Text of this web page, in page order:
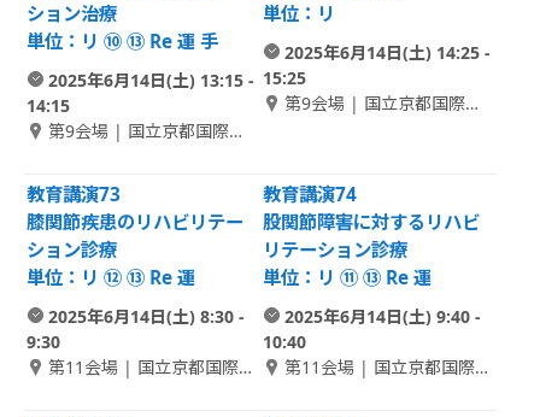
ション治療
単位：リ ⑩ ⑬ Re 運 手
2025年6月14日(土) 13:15 -
14:15
第9会場 | 国立京都国際会
単位：リ
2025年6月14日(土) 14:25 -
15:25
第9会場 | 国立京都国際会
教育講演73
膝関節疾患のリハビリテー
ション診療
単位：リ ⑫ ⑬ Re 運
2025年6月14日(土) 8:30 -
9:30
第11会場 | 国立京都国際会
教育講演74
股関節障害に対するリハビ
リテーション診療
単位：リ ⑪ ⑬ Re 運
2025年6月14日(土) 9:40 -
10:40
第11会場 | 国立京都国際会